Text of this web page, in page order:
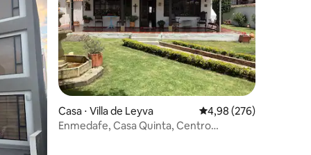
Casa ⋅ Villa de Leyva 4,98 de uma avaliação
4,98 (276)
Enmedafe, Casa Quinta, Centro